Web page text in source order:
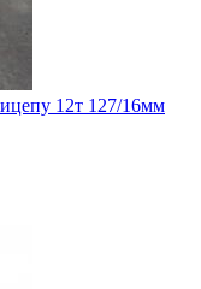
12т 127/16мм